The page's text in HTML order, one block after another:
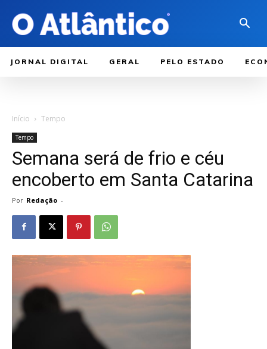
JORNAL DIGITAL GERAL PELO ESTADO
Início Tempo
Tempo
Semana será de frio e céu
encoberto em Santa Catarina
Por Redação -